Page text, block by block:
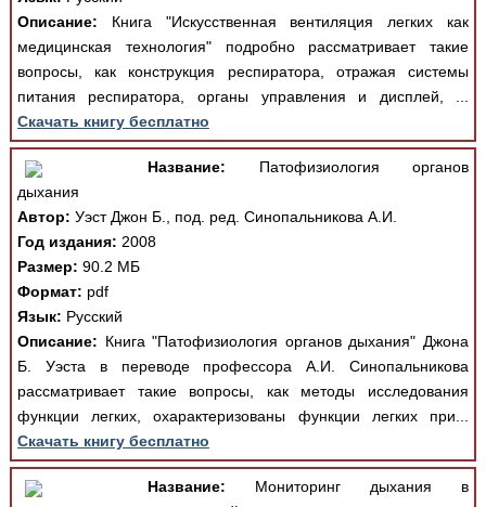
Описание: Книга "Искусственная вентиляция легких как
медицинская технология" подробно рассматривает такие
вопросы, как конструкция респиратора, отражая системы
питания респиратора, органы управления и дисплей, ...
Скачать книгу бесплатно
Название: Патофизиология органов
дыхания
Автор: Уэст Джон Б., под. ред. Синопальникова А.И.
Год издания: 2008
Размер: 90.2 МБ
Формат: pdf
Язык: Русский
Описание: Книга "Патофизиология органов дыхания" Джона
Б. Уэста в переводе профессора А.И. Синопальникова
рассматривает такие вопросы, как методы исследования
функции легких, охарактеризованы функции легких при...
Скачать книгу бесплатно
Название: Мониторинг дыхания в